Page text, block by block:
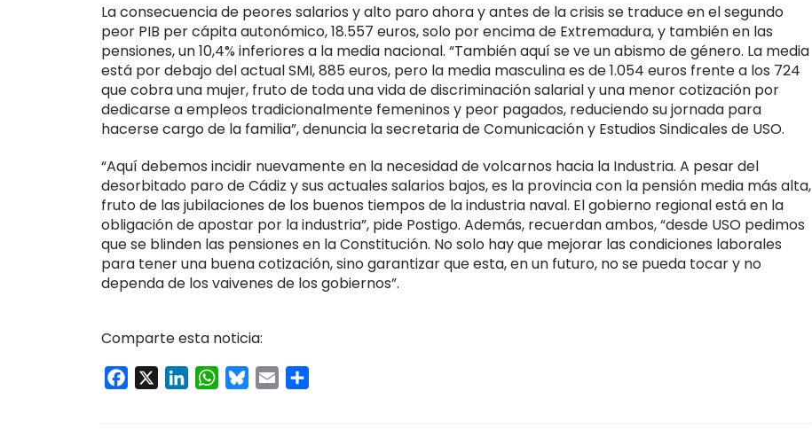
La consecuencia de peores salarios y alto paro ahora y antes de la crisis se traduce en el segundo
peor PIB per cápita autonómico, 18.557 euros, solo por encima de Extremadura, y también en las
pensiones, un 10,4% inferiores a la media nacional. “También aquí se ve un abismo de género. La media
está por debajo del actual SMI, 885 euros, pero la media masculina es de 1.054 euros frente a los 724
que cobra una mujer, fruto de toda una vida de discriminación salarial y una menor cotización por
dedicarse a empleos tradicionalmente femeninos y peor pagados, reduciendo su jornada para
hacerse cargo de la familia”, denuncia la secretaria de Comunicación y Estudios Sindicales de USO.
“Aquí debemos incidir nuevamente en la necesidad de volcarnos hacia la Industria. A pesar del
desorbitado paro de Cádiz y sus actuales salarios bajos, es la provincia con la pensión media más alta,
fruto de las jubilaciones de los buenos tiempos de la industria naval. El gobierno regional está en la
obligación de apostar por la industria”, pide Postigo. Además, recuerdan ambos, “desde USO pedimos
que se blinden las pensiones en la Constitución. No solo hay que mejorar las condiciones laborales
para tener una buena cotización, sino garantizar que esta, en un futuro, no se pueda tocar y no
dependa de los vaivenes de los gobiernos”.
Comparte esta noticia:
Facebook LinkedInWhatsApp
Bluesky
Email